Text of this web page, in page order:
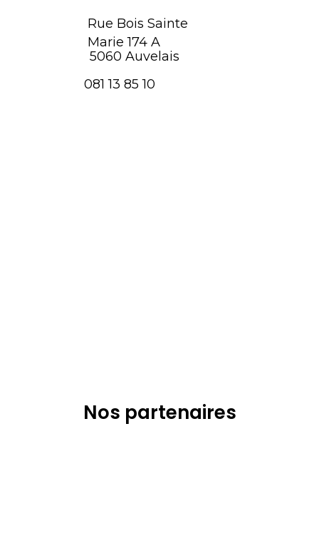
Rue Bois Sainte
Marie 174 A
5060 Auvelais
081 13 85 10
Nos partenaires